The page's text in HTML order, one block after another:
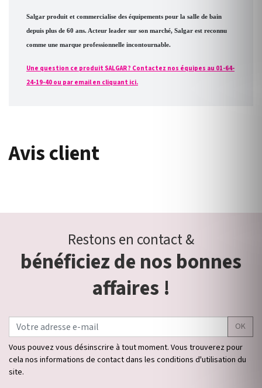
Salgar produit et commercialise des équipements pour la salle de bain
depuis plus de 60 ans. Acteur leader sur son marché, Salgar est reconnu
comme une marque professionnelle incontournable.
Une question ce produit SALGAR ? Contactez nos équipes au 01-64-
24-19-40 ou par email en cliquant ici.
Avis client
Restons en contact &
bénéficiez de nos bonnes
affaires !
OK
Vous pouvez vous désinscrire à tout moment. Vous trouverez pour
cela nos informations de contact dans les conditions d'utilisation du
site.